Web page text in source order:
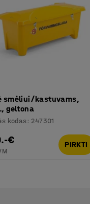
smėliui/kastuvams,
geltona
kodas : 247301
€ PIRKTI